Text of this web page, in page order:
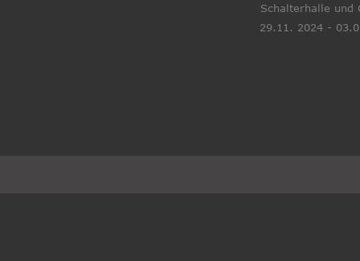
Schalterhalle und
29.11. 2024 -